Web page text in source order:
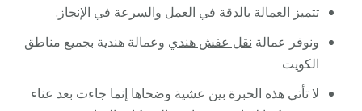
تتميز العمالة بالدقة في العمل والسرعة في الإنجاز.
ونوفر عمالة نقل عفش هندي وعمالة هندية بجميع مناطق
الكويت
لا تأتي هذه الخبرة بين عشية وضحاها إنما جاءت بعد عناء